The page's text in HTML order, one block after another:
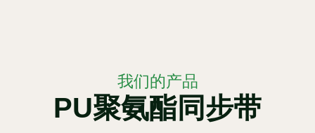
我们的产品
PU聚氨酯同步带